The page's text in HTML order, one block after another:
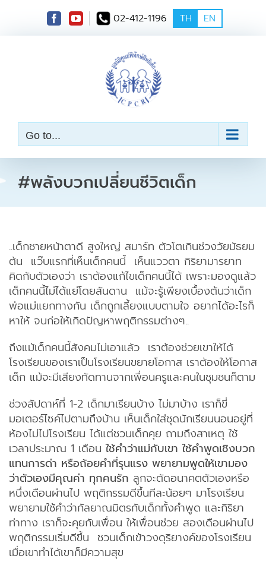
t
02-412-1196 TH EN
Go to...
#พลังบวกเปลี่ยนชีวิตเด็ก
..เด็กชายหน้าตาดี สูงใหญ่ สมาร์ท ตัวโตเกินช่วงวัยมัธยม
ต้น แว๊บแรกที่เห็นเด็กคนนี้ เห็นแววตา กิริยามารยาท
คิดกับตัวเองว่า เราต้องแก้ไขเด็กคนนี้ได้ เพราะมองดูแล้ว
เด็กคนนี้ไม่ได้แย่โดยสันดาน แม้จะรู้เพียงเบื้องต้นว่าเด็ก
พ่อแม่แยกทางกัน เด็กถูกเลี้ยงแบบตามใจ อยากได้อะไรก็
หาให้ จนก่อให้เกิดปัญหาพฤติกรรมต่างๆ..
ถึงแม้เด็กคนนี้สังคมไม่เอาแล้ว เราต้องช่วยเขาให้ได้
โรงเรียนของเราเป็นโรงเรียนขยายโอกาส เราต้องให้โอกาส
เด็ก แม้จะมีเสียงทัดทานจากเพื่อนครูและคนในชุมชนก็ตาม
ช่วงสัปดาห์ที่ 1-2 เด็กมาเรียนบ้าง ไม่มาบ้าง เราก็ขี่
มอเตอร์ไซค์ไปตามถึงบ้าน เห็นเด็กใส่ชุดนักเรียนนอนอยู่ที่
ห้องไม่ไปโรงเรียน ได้แต่ชวนเด็กคุย ถามถึงสาเหตุ ใช้
เวลาประมาณ 1 เดือน ใช้คำว่าแม่กับเขา ใช้คำพูดเชิงบวก
แทนการด่า หรือถ้อยคำที่รุนแรง พยายามพูดให้เขามอง
ว่าตัวเองมีคุณค่า ทุกคนรัก ลูกจะตัดอนาคตตัวเองหรือ
หนึ่งเดือนผ่านไป พฤติกรรมดีขึ้นทีละน้อยๆ มาโรงเรียน
พยายามใช้คำว่ากัลยาณมิตรกับเด็กทั้งคำพูด และกิริยา
ท่าทาง เราก็จะคุยกับเพื่อน ให้เพื่อนช่วย สองเดือนผ่านไป
พฤติกรรมเริ่มดีขึ้น ชวนเด็กเข้าวงดุริยางค์ของโรงเรียน
เมื่อเขาทำได้เขาก็มีความสุข